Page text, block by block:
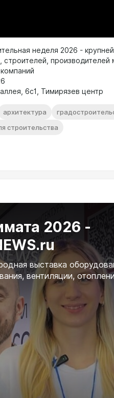
неделя 2026 -
строителей, производителей
6с1, Тимирязев центр
архитектура
строительства
2026 -
выставка
вентиляции,